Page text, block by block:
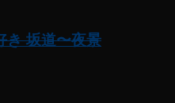
き 坂道〜夜景